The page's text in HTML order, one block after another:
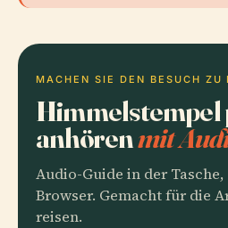
MACHEN SIE DEN BESUCH ZU
Himmelstempel
anhörenmit
Audio-Guide in der
Browser. Gemacht für die
reisen.